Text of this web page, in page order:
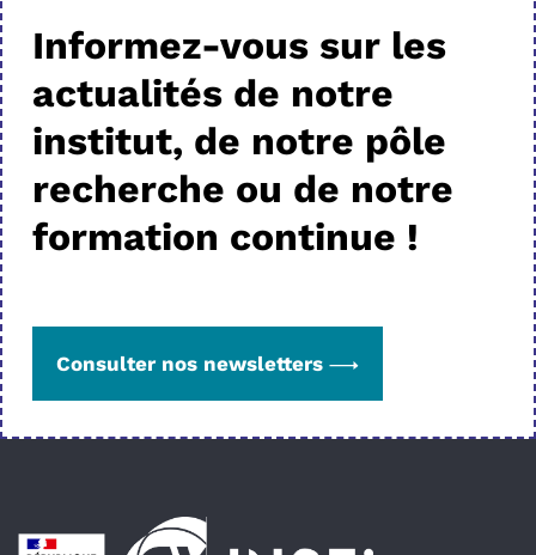
Informez-vous sur les
actualités de notre
institut, de notre pôle
recherche ou de notre
formation continue !
Consulter nos newsletters
Pied de page